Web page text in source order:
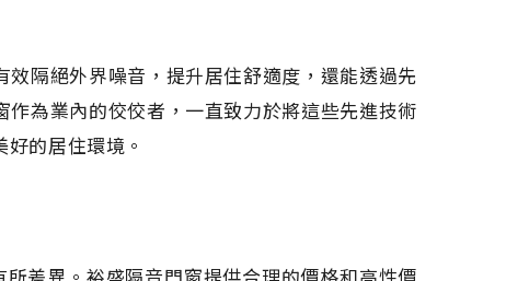
隔絕外界噪音，提升居住舒適度，還能透過先
為業內的佼佼者，一直致力於將這些先進技術
的居住環境。